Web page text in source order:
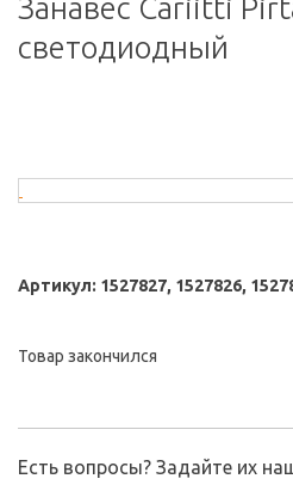
Занавес Cariitti
светодиодный
Артикул: 1527827, 1527826,
Товар закончился
Есть вопросы? Задайте их